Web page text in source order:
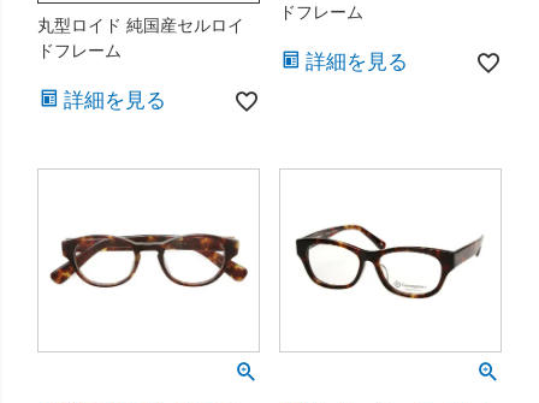
丸型ロイド 純国産セルロイ
ドフレーム
詳細を見る
ドフレーム
詳細を見る